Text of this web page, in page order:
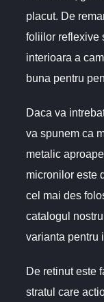
placut. De
foliilor reflexive
interioara a
buna pentru
Daca va
va spunem ca
metalic
micronilor este
cel mai des
catalogul
varianta pentru
De retinut este
stratul care